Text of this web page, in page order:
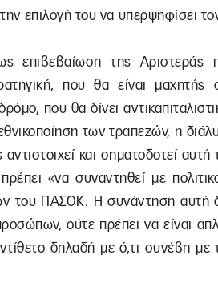
επιλογή του να υπερψηφίσει
επιβεβαίωση της Αριστεράς
που θα είναι μαχητής
που θα δίνει
των τραπεζών, η
και σηματοδοτεί αυτή
«να συναντηθεί με
του ΠΑΣΟΚ. Η συνάντηση αυτή
ούτε πρέπει να είναι
δηλαδή με ό,τι συνέβη με